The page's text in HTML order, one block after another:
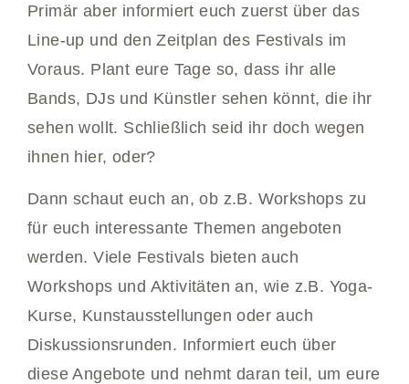
Primär aber informiert euch zuerst über das
Line-up und den Zeitplan des Festivals im
Voraus. Plant eure Tage so, dass ihr alle
Bands, DJs und Künstler sehen könnt, die ihr
sehen wollt. Schließlich seid ihr doch wegen
ihnen hier, oder?
Dann schaut euch an, ob z.B. Workshops zu
für euch interessante Themen angeboten
werden. Viele Festivals bieten auch
Workshops und Aktivitäten an, wie z.B. Yoga-
Kurse, Kunstausstellungen oder auch
Diskussionsrunden. Informiert euch über
diese Angebote und nehmt daran teil, um eure